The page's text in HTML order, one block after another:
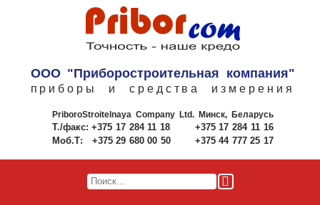
ООО "Приборостроительная компания"
приборы и средства измерения
PriboroStroitelnaya Company Ltd.Минск, Беларусь
Т./факс: +375 17 284 11 18
+375 17 284 11 16
Моб.Т:
+375 29 680 00 50 +375 44 777 25 17